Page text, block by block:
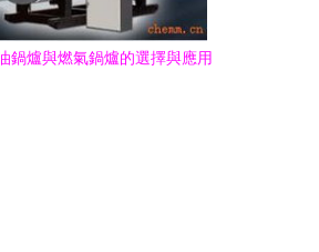
鍋爐與燃氣鍋爐的選擇與應用